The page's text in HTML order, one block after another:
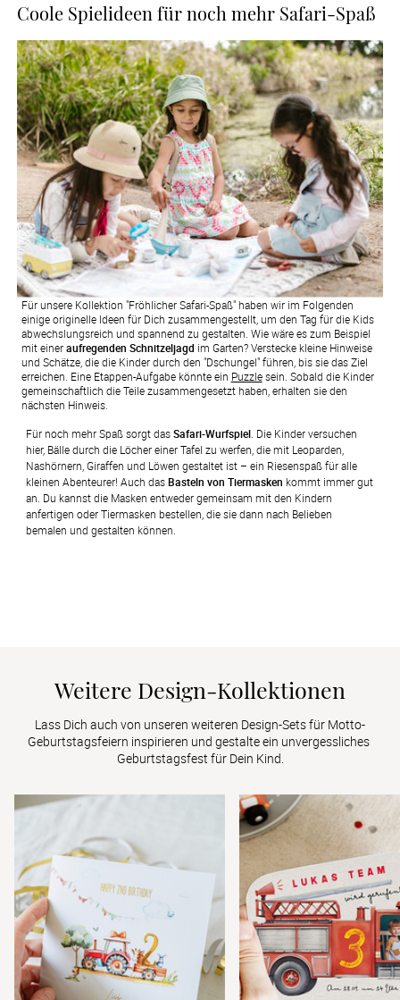
Coole Spielideen für noch mehr Safari-Spaß
Für unsere Kollektion "Fröhlicher Safari-Spaß" haben wir im Folgenden
einige originelle Ideen für Dich zusammengestellt, um den Tag für die Kids
abwechslungsreich und spannend zu gestalten. Wie wäre es zum Beispiel
mit eineraufregenden Schnitzeljagd im Garten? Verstecke kleine Hinweise
und Schätze, die die Kinder durch den "Dschungel" führen, bis sie das Ziel
erreichen. Eine Etappen-Aufgabe könnte ein Puzzlesein. Sobald die Kinder
gemeinschaftlich die Teile zusammengesetzt haben, erhalten sie den
nächsten Hinweis.
Für noch mehr Spaß sorgt das Safari-Wurfspiel. Die Kinder versuchen
hier, Bälle durch die Löcher einer Tafel zu werfen, die mit Leoparden,
Nashörnern, Giraffen und Löwen gestaltet ist – ein Riesenspaß für alle
kleinen Abenteurer! Auch das Basteln von Tiermasken kommt immer gut
an. Du kannst die Masken entweder gemeinsam mit den Kindern
anfertigen oder Tiermasken bestellen, die sie dann nach Belieben
bemalen und gestalten können.
Weitere Design-Kollektionen
Lass Dich auch von unseren weiteren Design-Sets für Motto-
Geburtstagsfeiern inspirieren und gestalte ein unvergessliches
Geburtstagsfest für Dein Kind.